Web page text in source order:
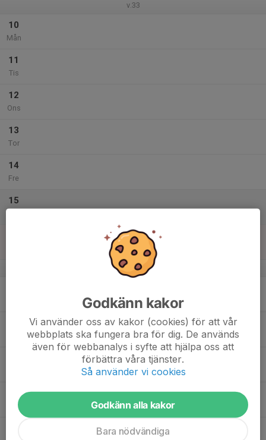
v.33
10
Mån
11
Tis
12
Ons
13
Tor
14
Fre
15
v.34
Tor
Godkänn kakor
Vi använder oss av kakor (cookies) för att vår
webbplats ska fungera bra för dig. De används
även för webbanalys i syfte att hjälpa oss att
förbättra våra tjänster.
Så använder vi cookies
Godkänn alla kakor
Bara nödvändiga